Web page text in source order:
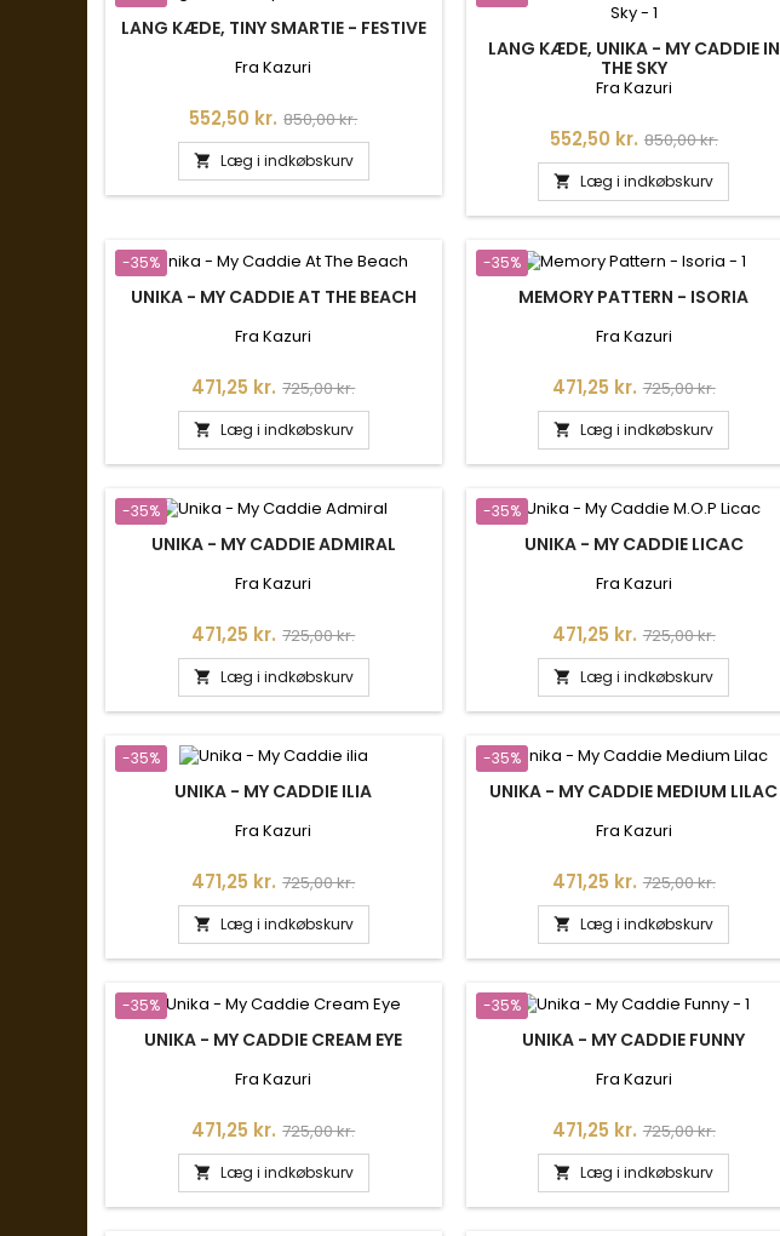
LANG KÆDE, TINY SMARTIE - FESTIVE
Fra Kazuri
Pris
552,50 kr. Normalpris
850,00 kr.
 Læg i indkøbskurv
LANG KÆDE, UNIKA - MY CADDIE IN
THE SKY
Fra Kazuri
Pris
552,50 kr. Normalpris
850,00 kr.
 Læg i indkøbskurv
-35%
UNIKA - MY CADDIE AT THE BEACH
Fra Kazuri
Pris
471,25 kr. Normalpris
725,00 kr.
 Læg i indkøbskurv
-35%
MEMORY PATTERN - ISORIA
Fra Kazuri
Pris
471,25 kr. Normalpris
725,00 kr.
 Læg i indkøbskurv
-35%
UNIKA - MY CADDIE ADMIRAL
Fra Kazuri
Pris
471,25 kr. Normalpris
725,00 kr.
 Læg i indkøbskurv
-35%
UNIKA - MY CADDIE LICAC
Fra Kazuri
Pris
471,25 kr. Normalpris
725,00 kr.
 Læg i indkøbskurv
-35%
UNIKA - MY CADDIE ILIA
Fra Kazuri
Pris
471,25 kr. Normalpris
725,00 kr.
 Læg i indkøbskurv
-35%
UNIKA - MY CADDIE MEDIUM LILAC
Fra Kazuri
Pris
471,25 kr. Normalpris
725,00 kr.
 Læg i indkøbskurv
-35%
UNIKA - MY CADDIE CREAM EYE
Fra Kazuri
Pris
471,25 kr. Normalpris
725,00 kr.
 Læg i indkøbskurv
-35%
UNIKA - MY CADDIE FUNNY
Fra Kazuri
Pris
471,25 kr. Normalpris
725,00 kr.
 Læg i indkøbskurv